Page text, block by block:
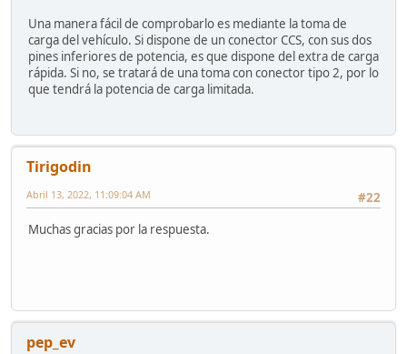
Una manera fácil de comprobarlo es mediante la toma de
carga del vehículo. Si dispone de un conector CCS, con sus dos
pines inferiores de potencia, es que dispone del extra de carga
rápida. Si no, se tratará de una toma con conector tipo 2, por lo
que tendrá la potencia de carga limitada.
Tirigodin
#22
Abril 13, 2022, 11:09:04 AM
Muchas gracias por la respuesta.
pep_ev